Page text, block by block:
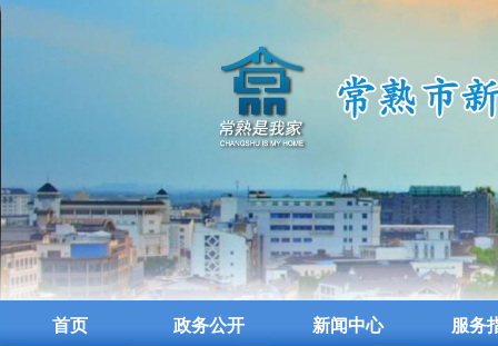
首页 政务公开 新闻中心 服务